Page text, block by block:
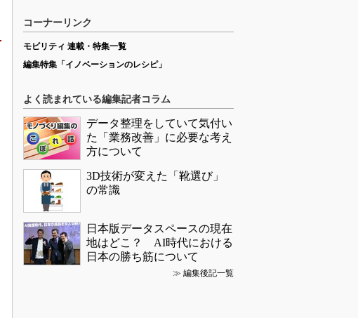
コーナーリンク
モビリティ 連載・特集一覧
編集特集「イノベーションのレシピ」
よく読まれている編集記者コラム
データ整理をしていて気付い
た「業務改善」に必要な考え
方について
3D技術が変えた「靴選び」
の常識
日本版データスペースの現在
地はどこ？ AI時代における
日本の勝ち筋について
≫ 編集後記一覧